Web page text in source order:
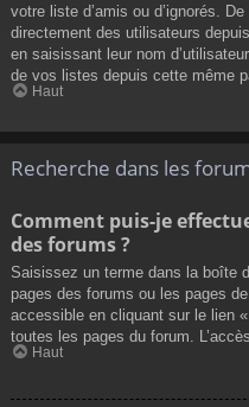
votre liste d’amis ou d’ignorés.
directement des utilisateurs
en saisissant leur nom
de vos listes depuis cette même
Haut
Recherche dans les
Comment puis-je
des forums ?
Saisissez un terme dans la boîte
pages des forums ou les pages
accessible en cliquant sur le lien
toutes les pages du forum.
Haut